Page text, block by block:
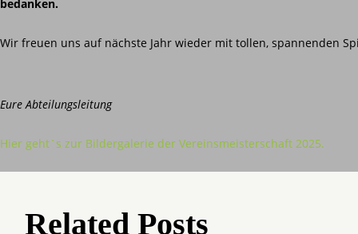
bedanken.
Wir freuen uns auf nächste Jahr wieder mit tollen, spannenden
Eure Abteilungsleitung
Hier geht`s zur Bildergalerie der Vereinsmeisterschaft 2025.
Related Posts